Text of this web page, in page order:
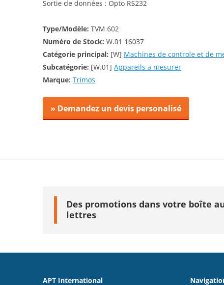
Sortie de données : Opto RS232
Type/Modèle: TVM 602
Numéro de Stock: W.01 16037
Catégorie principal: [W] Machines de controle et de
Subcatégorie: [W.01] Appareils a mesurer
Marque: Trimos
» Demandez un devis personalisé
Des promotions dans votre boîte
lettres
APT International